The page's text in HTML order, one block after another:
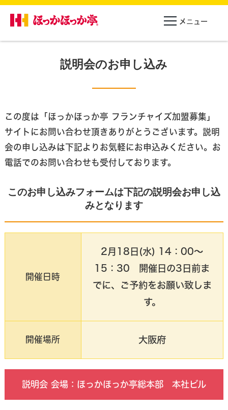
説明会のお申し込み
この度は「ほっかほっか亭 フランチャイズ加盟募集」
サイトにお問い合わせ頂きありがとうございます。 説明
会の申し込みは下記よりお気軽にお申込みください。お
電話でのお問い合わせも受付しております。
このお申し込みフォームは下記の説明会お申し込
みとなります
開催日時
2月18日(水) 14：00～
15：30 開催日の3日前ま
でに、ご予約をお願い致しま
す。
開催場所 大阪府
説明会 会場：ほっかほっか亭総本部 本社ビル